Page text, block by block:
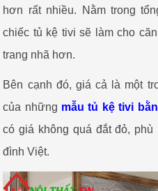
hơn rất nhiều. Nằm trong
chiếc tủ kệ tivi sẽ làm cho
trang nhã hơn.
Bên cạnh đó, giá cả là một
của những mẫu tủ kệ tivi
có giá không quá đắt đỏ,
đình Việt.